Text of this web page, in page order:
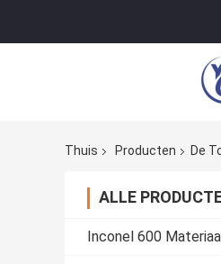
Thuis Producten De
ALLE
Inconel 600 Materiaal